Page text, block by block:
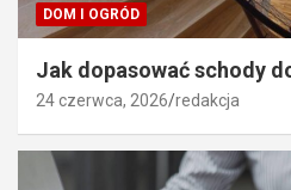
DOM I OGRÓD
Jak dopasować schody
24 czerwca, 2026 redakcja